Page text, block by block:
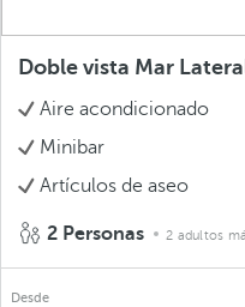
Doble vista Mar
Aire acondicionado
Minibar
Artículos de aseo
2 Personas 2 adultos
Desde